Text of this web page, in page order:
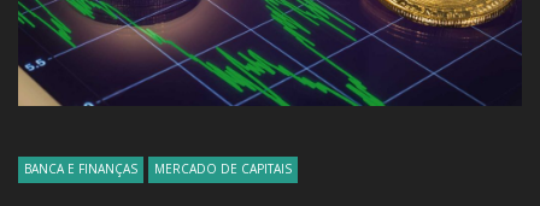
BANCA E FINANÇAS MERCADO DE CAPITAIS